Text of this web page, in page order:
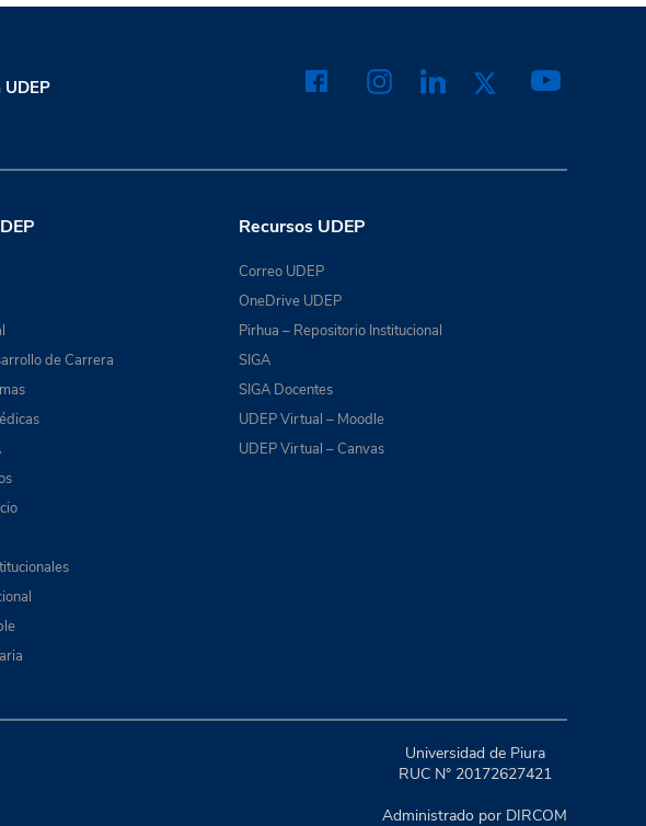
de Carrera
Recursos UDEP
Correo UDEP
OneDrive UDEP
Pirhua – Repositorio Institucional
SIGA
SIGA Docentes
UDEP Virtual – Moodle
UDEP Virtual – Canvas
Universidad de Piura
RUC N° 20172627421
Administrado por DIRCOM